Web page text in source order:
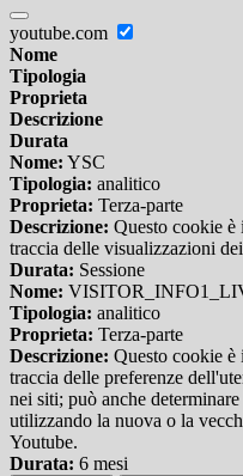
youtube.com
Nome
Tipologia
Proprieta
Descrizione
Durata
Nome: YSC
Tipologia: analitico
Proprieta: Terza-parte
Descrizione: Questo cookie è
traccia delle visualizzazioni
Durata: Sessione
Nome:
Tipologia: analitico
Proprieta: Terza-parte
Descrizione: Questo cookie è
traccia delle preferenze
nei siti; può anche
utilizzando la nuova o la
Youtube.
Durata: 6 mesi